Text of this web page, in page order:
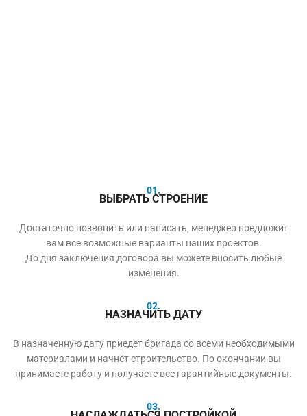
01.
ВЫБРАТЬ СТРОЕНИЕ
Достаточно позвонить или написать, менеджер предложит
вам все возможные варианты наших проектов.
До дня заключения договора вы можете вносить любые
изменения.
02.
НАЗНАЧИТЬ ДАТУ
В назначенную дату приедет бригада со всеми необходимыми
материалами и начнёт строительство. По окончании вы
принимаете работу и получаете все гарантийные документы.
03.